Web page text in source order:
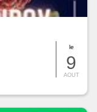
le
9
AOUT